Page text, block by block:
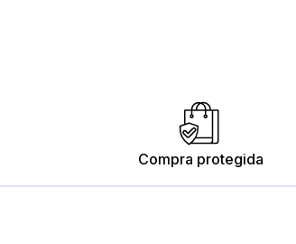
Compra protegida